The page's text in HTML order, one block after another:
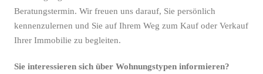
Beratungstermin. Wir freuen uns darauf, Sie persönlich
kennenzulernen und Sie auf Ihrem Weg zum Kauf oder Verkauf
Ihrer Immobilie zu begleiten.
Sie interessieren sich über Wohnungstypen informieren?